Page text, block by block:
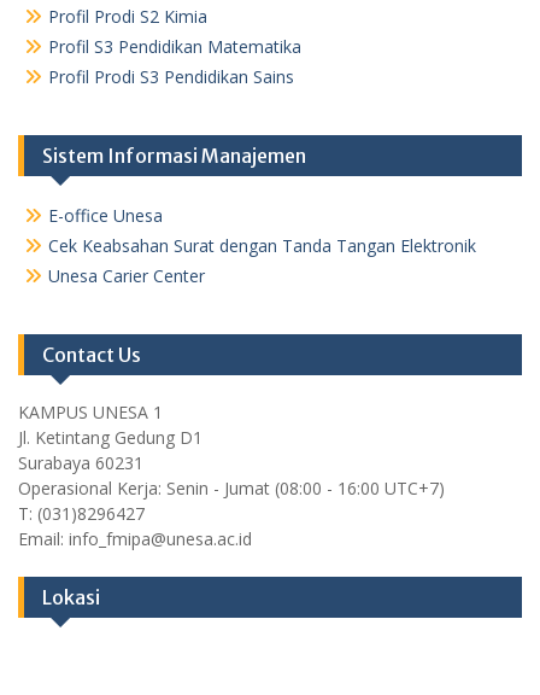
Profil Prodi S2 Kimia
Profil S3 Pendidikan Matematika
Profil Prodi S3 Pendidikan Sains
Sistem Informasi Manajemen
E-office Unesa
Cek Keabsahan Surat dengan Tanda Tangan Elektronik
Unesa Carier Center
Contact Us
KAMPUS UNESA 1
Jl. Ketintang Gedung D1
Surabaya 60231
Operasional Kerja: Senin - Jumat (08:00 - 16:00 UTC+7)
T: (031)8296427
Email: info_fmipa@unesa.ac.id
Lokasi